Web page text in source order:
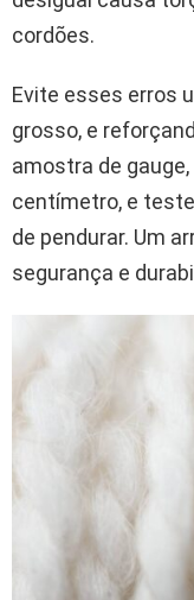
cordões.
Evite esses erros
grosso, e
amostra de
centímetro, e
de pendurar. Um
segurança e